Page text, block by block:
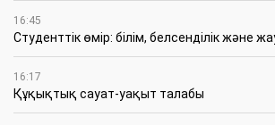
16:45
Студенттік өмір: білім, белсенділік және
16:17
Құқықтық сауат-уақыт талабы